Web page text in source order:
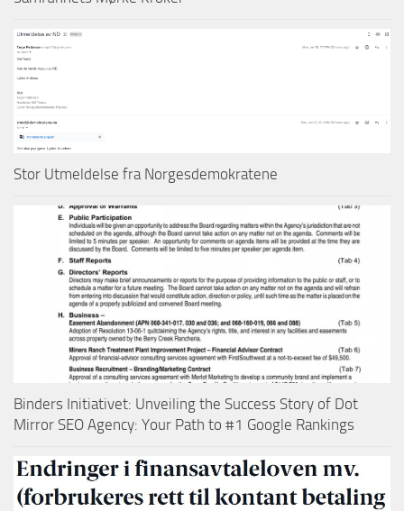
Stor Utmeldelse fra Norgesdemokratene
Binders Initiativet: Unveiling the Success Story of Dot
Mirror SEO Agency: Your Path to #1 Google Rankings